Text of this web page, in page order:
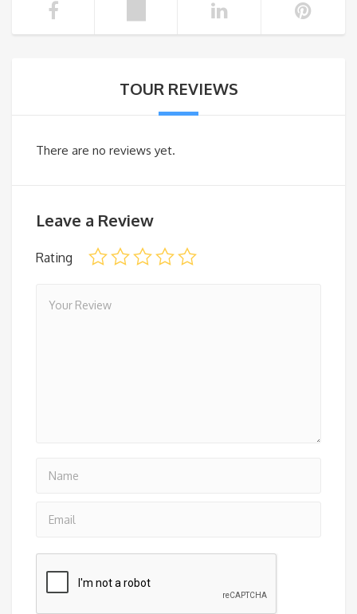
TOUR REVIEWS
There are no reviews yet.
Leave a Review
Rating